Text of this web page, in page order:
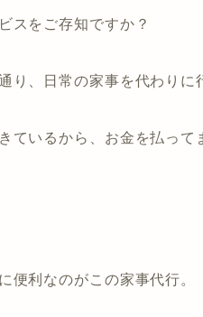
スをご存知ですか？
り、日常の家事を代わりに
ているから、お金を払っ
便利なのがこの家事代行。